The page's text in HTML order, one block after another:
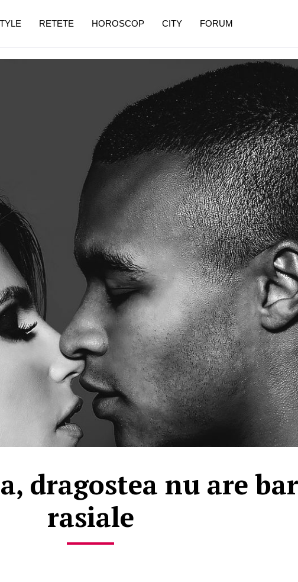
dragostea nu are
rasiale
RETETE HOROSCOP CITY FORUM
de dureroasă este investigația